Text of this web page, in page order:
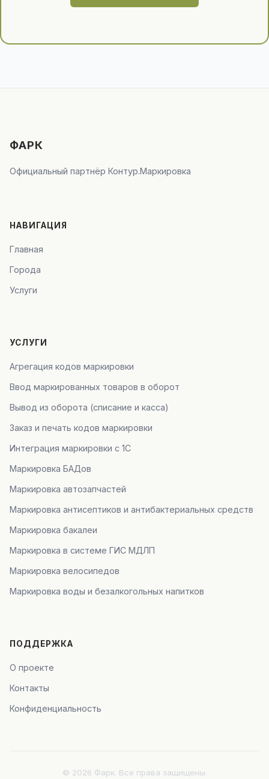
ФАРК
Официальный партнёр Контур.Маркировка
НАВИГАЦИЯ
Главная
Города
Услуги
УСЛУГИ
Агрегация кодов маркировки
Ввод маркированных товаров в оборот
Вывод из оборота (списание и касса)
Заказ и печать кодов маркировки
Интеграция маркировки с 1С
Маркировка БАДов
Маркировка автозапчастей
Маркировка антисептиков и антибактериальных средств
Маркировка бакалеи
Маркировка в системе ГИС МДЛП
Маркировка велосипедов
Маркировка воды и безалкогольных напитков
ПОДДЕРЖКА
О проекте
Контакты
Конфиденциальность
© 2026 Фарк. Все права защищены.